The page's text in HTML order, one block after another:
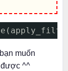
muốn
được ^^